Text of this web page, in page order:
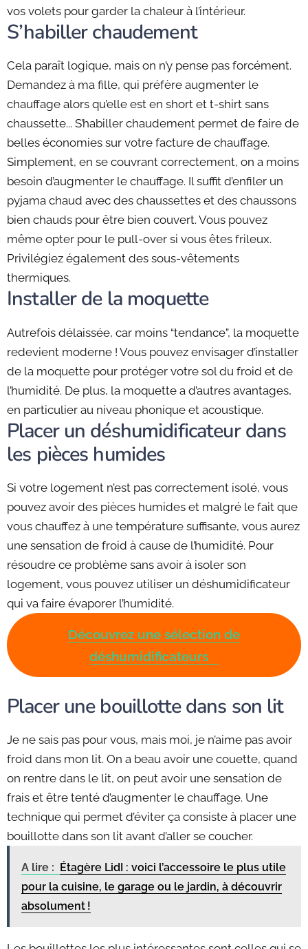
vos volets pour garder la chaleur à l’intérieur.
S’habiller chaudement
Cela paraît logique, mais on n’y pense pas forcément.
Demandez à ma fille, qui préfère augmenter le
chauffage alors qu’elle est en short et t-shirt sans
chaussette... S’habiller chaudement permet de faire de
belles économies sur votre facture de chauffage.
Simplement, en se couvrant correctement, on a moins
besoin d’augmenter le chauffage. Il suffit d’enfiler un
pyjama chaud avec des chaussettes et des chaussons
bien chauds pour être bien couvert. Vous pouvez
même opter pour le pull-over si vous êtes frileux.
Privilégiez également des sous-vêtements
thermiques.
Installer de la moquette
Autrefois délaissée, car moins “tendance”, la moquette
redevient moderne ! Vous pouvez envisager d’installer
de la moquette pour protéger votre sol du froid et de
l’humidité. De plus, la moquette a d’autres avantages,
en particulier au niveau phonique et acoustique.
Placer un déshumidificateur dans
les pièces humides
Si votre logement n’est pas correctement isolé, vous
pouvez avoir des pièces humides et malgré le fait que
vous chauffez à une température suffisante, vous aurez
une sensation de froid à cause de l’humidité. Pour
résoudre ce problème sans avoir à isoler son
logement, vous pouvez utiliser un déshumidificateur
qui va faire évaporer l’humidité.
Découvrez une sélection de
déshumidificateurs
Placer une bouillotte dans son lit
Je ne sais pas pour vous, mais moi, je n’aime pas avoir
froid dans mon lit. On a beau avoir une couette, quand
on rentre dans le lit, on peut avoir une sensation de
frais et être tenté d’augmenter le chauffage. Une
technique qui permet d’éviter ça consiste à placer une
bouillotte dans son lit avant d’aller se coucher.
A lire : Étagère LidI : voici l’accessoire le plus utile
pour la cuisine, le garage ou le jardin, à découvrir
absolument !